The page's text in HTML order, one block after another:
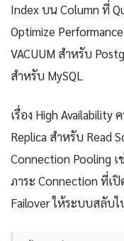
Index บน Column ที่
Optimize
VACUUM สำหรับ
สำหรับ MySQL
เรื่อง High Availability
Replica สำหรับ Read
Connection Pooling
ภาระ Connection ที่เ
Failover ให้ระบบสลับไ